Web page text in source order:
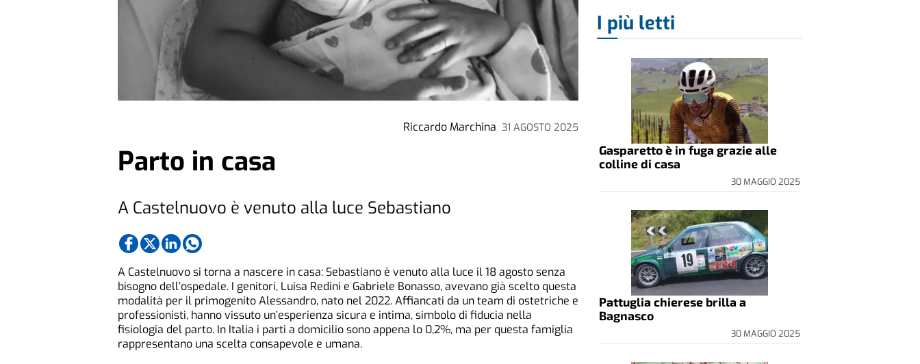
Riccardo Marchina 31 AGOSTO 2025
Parto in casa
A Castelnuovo è venuto alla luce Sebastiano
A Castelnuovo si torna a nascere in casa: Sebastiano è venuto alla luce il 18 agosto senza
bisogno dell’ospedale. I genitori, Luisa Redini e Gabriele Bonasso, avevano già scelto questa
modalità per il primogenito Alessandro, nato nel 2022. Affiancati da un team di ostetriche e
professionisti, hanno vissuto un’esperienza sicura e intima, simbolo di fiducia nella
fisiologia del parto. In Italia i parti a domicilio sono appena lo 0,2%, ma per questa famiglia
rappresentano una scelta consapevole e umana.
I più letti
Gasparetto è in fuga grazie alle
colline di casa
30 MAGGIO 2025
Pattuglia chierese brilla a
Bagnasco
30 MAGGIO 2025